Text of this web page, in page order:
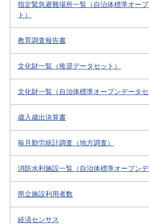
指定緊急避難場所一覧（自治体標準オー
ト）
教育調査報告書
文化財一覧（推奨データセット）
文化財一覧（自治体標準オープンデータセ
歳入歳出決算書
毎月勤労統計調査（地方調査）
消防水利施設一覧（自治体標準オープンデ
県立施設利用者数
経済センサス